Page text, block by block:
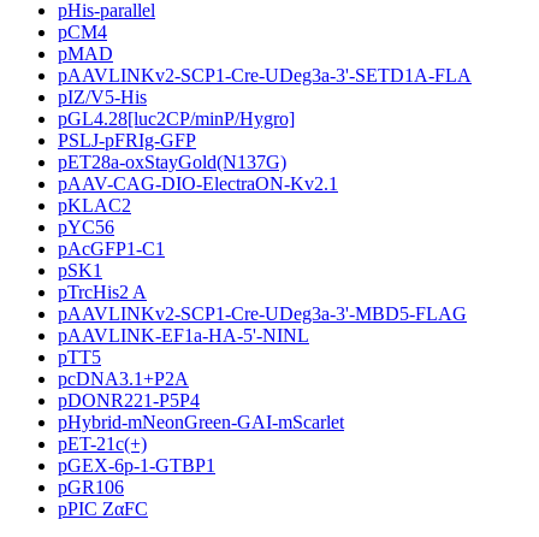
pHis-parallel
pCM4
pMAD
pAAVLINKv2-SCP1-Cre-UDeg3a-3'-SETD1A-FLA
pIZ/V5-His
pGL4.28[luc2CP/minP/Hygro]
PSLJ-pFRIg-GFP
pET28a-oxStayGold(N137G)
pAAV-CAG-DIO-ElectraON-Kv2.1
pKLAC2
pYC56
pAcGFP1-C1
pSK1
pTrcHis2 A
pAAVLINKv2-SCP1-Cre-UDeg3a-3'-MBD5-FLAG
pAAVLINK-EF1a-HA-5'-NINL
pTT5
pcDNA3.1+P2A
pDONR221-P5P4
pHybrid-mNeonGreen-GAI-mScarlet
pET-21c(+)
pGEX-6p-1-GTBP1
pGR106
pPIC ZαFC